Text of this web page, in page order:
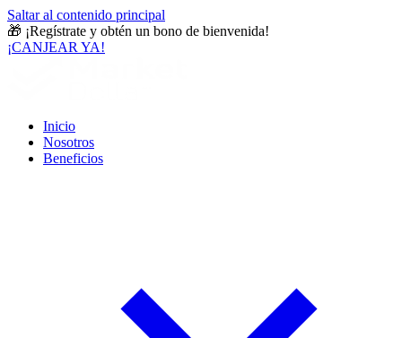
Saltar al contenido principal
🎁 ¡Regístrate y obtén un bono de bienvenida!
¡CANJEAR YA!
Inicio
Nosotros
Beneficios